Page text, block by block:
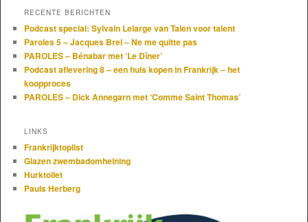
RECENTE BERICHTEN
Podcast special: Sylvain Lelarge van Talen voor talent
Paroles 5 – Jacques Brel – Ne me quitte pas
PAROLES – Bénabar met ‘Le Dîner’
Podcast aflevering 8 – een huis kopen in Frankrijk – het
koopproces
PAROLES – Dick Annegarn met ‘Comme Saint Thomas’
LINKS
Frankrijktoplist
Glazen zwembadomheining
Hurktoilet
Pauls Herberg